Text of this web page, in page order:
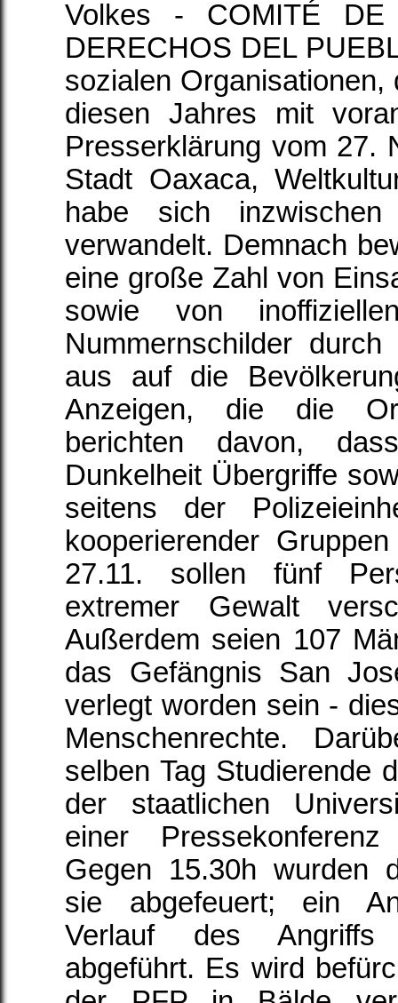
Volkes - COMITÉ
DERECHOS DEL
sozialen
diesen Jahres mit
Presserklärung vom 27.
Stadt Oaxaca,
habe sich
verwandelt. Demnach
eine große Zahl von
sowie von
Nummernschilder
aus auf die
Anzeigen, die die
berichten davon,
Dunkelheit Übergriffe
seitens der
kooperierender
27.11. sollen fünf
extremer Gewalt
Außerdem seien 107
das Gefängnis San
verlegt worden sein -
Menschenrechte.
selben Tag Studierende
der staatlichen
einer
Gegen 15.30h wurden
sie abgefeuert; ein
Verlauf des Angriffs
abgeführt. Es wird